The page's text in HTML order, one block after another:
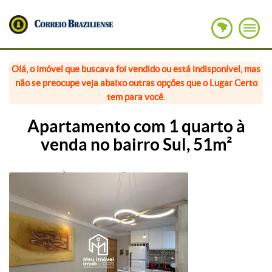
Olá, o imóvel que buscava foi vendido ou está indisponível, mas
não se preocupe veja abaixo outras opções que o Lugar Certo
tem para você.
Apartamento com 1 quarto à
venda no bairro Sul, 51m²